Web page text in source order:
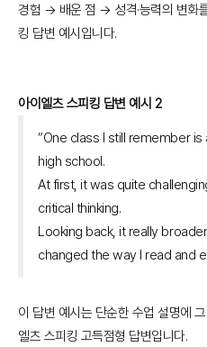
경험 → 배운 점 → 성격·능력의 변화
킹 답변 예시입니다.
아이엘츠 스피킹 답변 예시 2
“One class I still remember
high school.
At first, it was quite
critical thinking.
Looking back, it really
changed the way I read and
이 답변 예시는 단순한 수업 설명에
엘츠 스피킹 고득점형 답변입니다.